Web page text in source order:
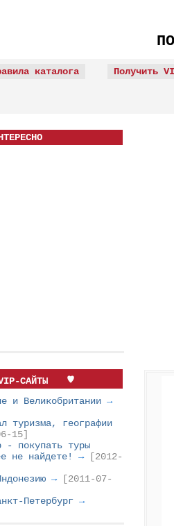
каталога
Получить
САЙТЫ
и Великобритании →
туризма, географии
15]
- покупать туры
не найдете! →
[2012-
→
[2011-07-
Петербург →